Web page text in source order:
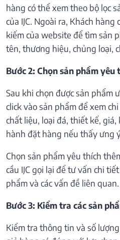
hàng có thể xem theo bộ lọc
của IJC. Ngoài ra, Khách
kiếm của website để tìm sản
tên, thương hiệu, chủng loại,
Bước 2: Chọn sản phẩm yêu
Sau khi chọn được sản phẩm
click vào sản phẩm để xem
chất liệu, loại đá, thiết kế,
hành đặt hàng nếu thấy ưng
Chọn sản phẩm yêu thích
cầu IJC gọi lại để tư vấn chi
phẩm và các vấn đề liên quan.
Bước 3: Kiểm tra các sản
Kiểm tra thông tin và số